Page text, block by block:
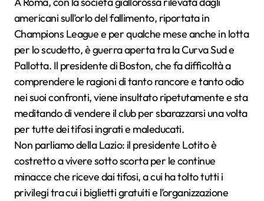
americani sull’orlo del fallimento, riportata in
Champions League e per qualche mese anche in lotta
per lo scudetto, è guerra aperta tra la Curva Sud e
Pallotta. Il presidente di Boston, che fa difficoltà a
comprendere le ragioni di tanto rancore e tanto odio
nei suoi confronti, viene insultato ripetutamente e sta
meditando di vendere il club per sbarazzarsi una volta
per tutte dei tifosi ingrati e maleducati.
Non parliamo della Lazio: il presidente Lotito è
costretto a vivere sotto scorta per le continue
minacce che riceve dai tifosi, a cui ha tolto tutti i
privilegi tra cui i biglietti gratuiti e l’organizzazione